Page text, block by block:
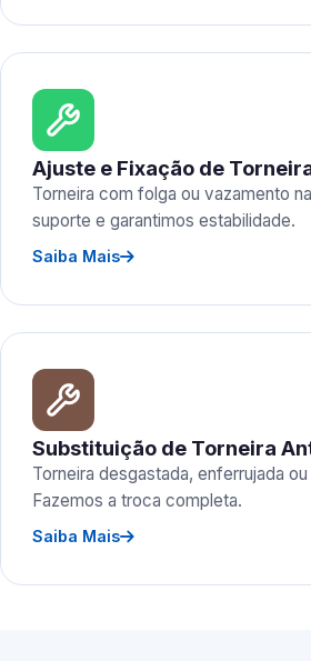
Ajuste e Fixação de
Torneira com folga ou vazamento
suporte e garantimos estabilidade.
Saiba Mais
Substituição de Torneira
Torneira desgastada, enferrujada
Fazemos a troca completa.
Saiba Mais